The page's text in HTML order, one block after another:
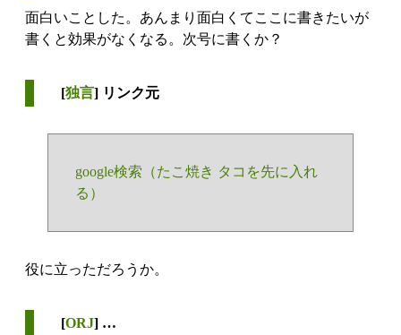
面白いことした。あんまり面白くてここに書きたいが
書くと効果がなくなる。次号に書くか？
[独言] リンク元
google検索（たこ焼き タコを先に入れ
る）
役に立っただろうか。
[ORJ] …